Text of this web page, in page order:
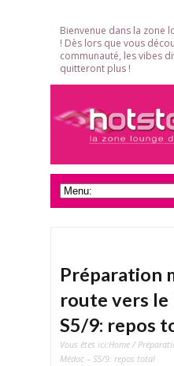
Bienvenue dans la zone
! Dès lors que vous
communauté, les vibes
quitteront plus !
Préparation
route vers le
S5/9: repos
Vous êtes ici:Home /
Médoc – S5/9: repos total